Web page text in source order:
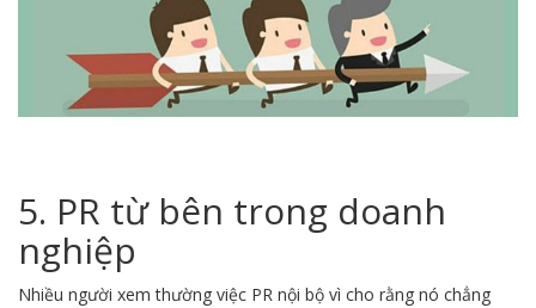
5. PR từ bên trong doanh
nghiệp
Nhiều người xem thường việc PR nội bộ vì cho rằng nó chẳng